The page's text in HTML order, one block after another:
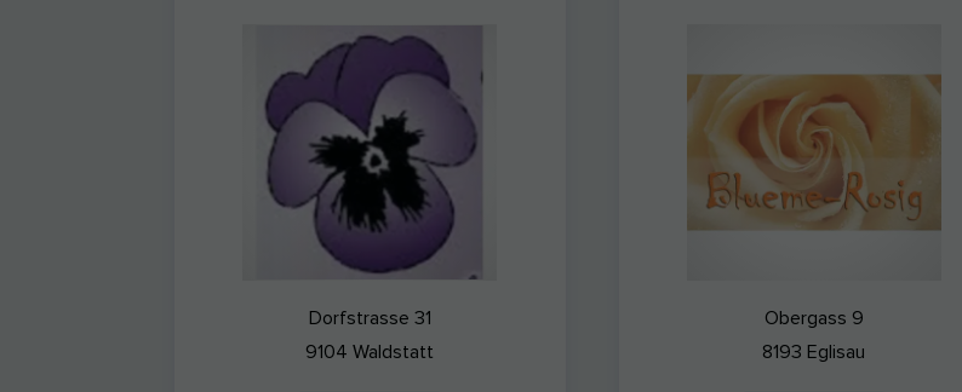
Dorfstrasse 31
9104 Waldstatt
Obergass 9
8193 Eglisau